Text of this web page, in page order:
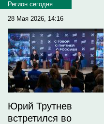
Регион сегодня
28 Мая 2026, 14:16
Юрий Трутнев
встретился во